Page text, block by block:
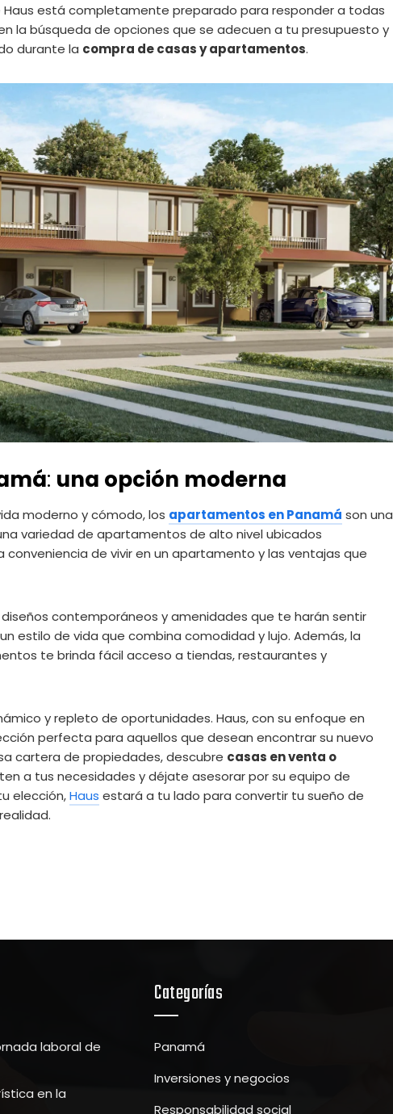
Haus está completamente preparado para responder a todas
la búsqueda de opciones que se adecuen a tu presupuesto y
durante la compra de casas y apartamentos.
: una opción moderna
moderno y cómodo, los apartamentos en Panamá son una
variedad de apartamentos de alto nivel ubicados
de vivir en un apartamento y las ventajas que
contemporáneos y amenidades que te harán sentir
estilo de vida que combina comodidad y lujo. Además, la
te brinda fácil acceso a tiendas, restaurantes y
y repleto de oportunidades. Haus, con su enfoque en
perfecta para aquellos que desean encontrar su nuevo
cartera de propiedades, descubre casas en venta o
a tus necesidades y déjate asesorar por su equipo de
elección,Haus estará a tu lado para convertir tu sueño de
laboral de
en la
Categorías
Panamá
Inversiones y negocios
Responsabilidad social